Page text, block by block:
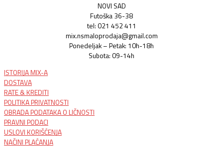
NOVI SAD
Futoška 36-38
tel: 021 452 411
mix.nsmaloprodaja@gmail.com
Ponedeljak – Petak: 10h-18h
Subota: 09-14h
ISTORIJA MIX-A
DOSTAVA
RATE & KREDITI
POLITIKA PRIVATNOSTI
OBRADA PODATAKA O LIČNOSTI
PRAVNI PODACI
USLOVI KORIŠĆENJA
NAČINI PLAĆANJA